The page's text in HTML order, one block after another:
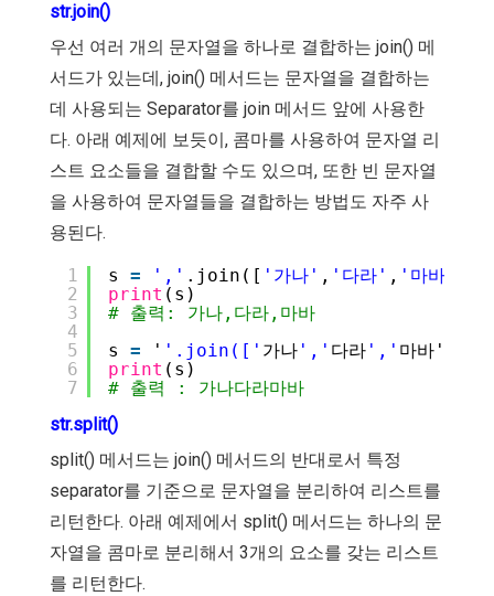
str.join()
우선 여러 개의 문자열을 하나로 결합하는 join() 메
서드가 있는데, join() 메서드는 문자열을 결합하는
데 사용되는 Separator를 join 메서드 앞에 사용한
다. 아래 예제에 보듯이, 콤마를 사용하여 문자열 리
스트 요소들을 결합할 수도 있으며, 또한 빈 문자열
을 사용하여 문자열들을 결합하는 방법도 자주 사
용된다.
1
2
3
4
5
6
7
s = ',' .join([ '가나' , '다라' , '마바'
print (s)
# 출력: 가나,다라,마바
s = ' '.join([' 가나 ',' 다라 ',' 마바'])
print (s)
# 출력 : 가나다라마바
str.split()
split() 메서드는 join() 메서드의 반대로서 특정
separator를 기준으로 문자열을 분리하여 리스트를
리턴한다. 아래 예제에서 split() 메서드는 하나의 문
자열을 콤마로 분리해서 3개의 요소를 갖는 리스트
를 리턴한다.